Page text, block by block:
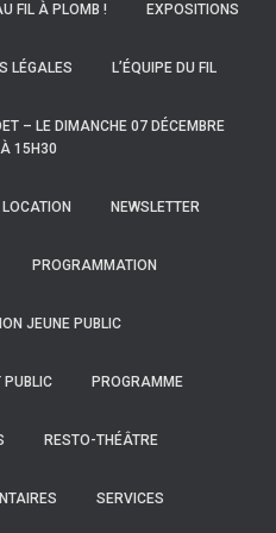
FIL À PLOMB ! EXPOSITIONS
LÉGALES L’ÉQUIPE DU FIL
– LE DIMANCHE 07 DÉCEMBRE
15H30
LOCATION NEWSLETTER
PROGRAMMATION
JEUNE PUBLIC
PUBLIC PROGRAMME
RESTO-THÉÂTRE
SERVICES